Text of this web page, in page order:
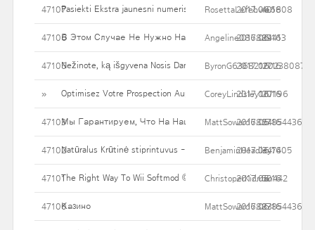
47107Pasiekti Ekstra jaunesni numeris su pilvuko Įdėkite taip pat
RosettaLefebvre6808
2017.06.16
40
47106В Этом Случае Не Нужно Набирать Эквивалент В
Angeline086884413
2017.06.16
29
47105Nežinote, ką išgyvena Nosis Darbas kaina Jūs?ByronG636821202380874
2017.06.16
27
» Optimisez Votre Prospection Auprès Des Professionnels Au
CoreyLindsley177196
2017.06.16
20
47103Мы Гарантируем, Что На Нашем Портале Представлены
MattSoward6827854436
2017.06.16
54
47102Natūralus Krūtinė stiprintuvus - kodėl tiek daug Asmenys bando
BenjaminHeadley7405
2017.06.16
34
47101The Right Way To Wii Softmod © ChristoperKidman442
2017.06.16
50
47100Казино MattSoward6827854436
2017.06.16
83